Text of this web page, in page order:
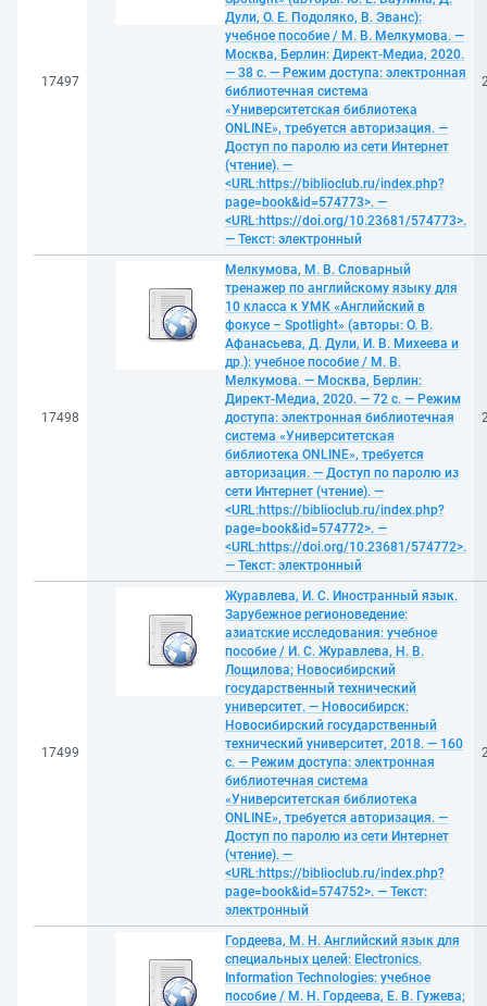
17497
Дули, О. Е. Подоляко, В. Эванс):
учебное пособие / М. В. Мелкумова. —
Москва, Берлин: Директ-Медиа, 2020.
— 38 с. — Режим доступа: электронная
библиотечная система
«Университетская библиотека
ONLINE», требуется авторизация. —
Доступ по паролю из сети Интернет
(чтение). —
<URL:https://biblioclub.ru/index.php?
page=book&id=574773>. —
<URL:https://doi.org/10.23681/574773>.
— Текст: электронный
17498
Мелкумова, М. В. Словарный
тренажер по английскому языку для
10 класса к УМК «Английский в
фокусе – Spotlight» (авторы: О. В.
Афанасьева, Д. Дули, И. В. Михеева и
др.): учебное пособие / М. В.
Мелкумова. — Москва, Берлин:
Директ-Медиа, 2020. — 72 с. — Режим
доступа: электронная библиотечная
система «Университетская
библиотека ONLINE», требуется
авторизация. — Доступ по паролю из
сети Интернет (чтение). —
<URL:https://biblioclub.ru/index.php?
page=book&id=574772>. —
<URL:https://doi.org/10.23681/574772>.
— Текст: электронный
17499
Журавлева, И. С. Иностранный язык.
Зарубежное регионоведение:
азиатские исследования: учебное
пособие / И. С. Журавлева, Н. В.
Лощилова; Новосибирский
государственный технический
университет. — Новосибирск:
Новосибирский государственный
технический университет, 2018. — 160
с. — Режим доступа: электронная
библиотечная система
«Университетская библиотека
ONLINE», требуется авторизация. —
Доступ по паролю из сети Интернет
(чтение). —
<URL:https://biblioclub.ru/index.php?
page=book&id=574752>. — Текст:
электронный
Гордеева, М. Н. Английский язык для
специальных целей: Еlectronics.
Information Technologies: учебное
пособие / М. Н. Гордеева, Е. В. Гужева;